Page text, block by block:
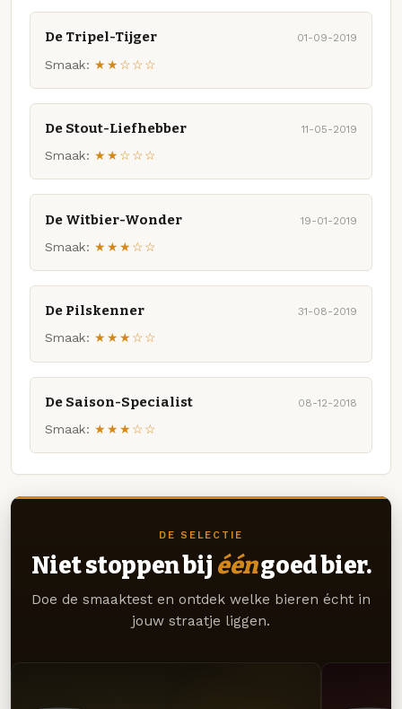
De Tripel-Tijger 01-09-2019
Smaak: ★★☆☆☆
De Stout-Liefhebber 11-05-2019
Smaak: ★★☆☆☆
De Witbier-Wonder 19-01-2019
Smaak: ★★★☆☆
De Pilskenner 31-08-2019
Smaak: ★★★☆☆
De Saison-Specialist 08-12-2018
Smaak: ★★★☆☆
DE SELECTIE
Niet stoppen bij ééngoed bier.
Doe de smaaktest en ontdek welke bieren écht in
jouw straatje liggen.